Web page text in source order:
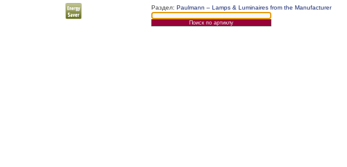
Раздел: Paulmann – Lamps & Luminaires from the Manufacturer